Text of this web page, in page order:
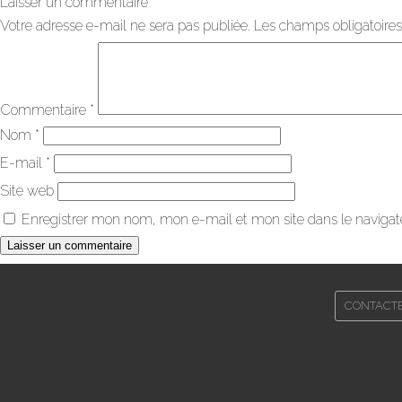
Votre adresse e-mail ne sera pas publiée. Les champs
Commentaire *
Nom *
E-mail *
Site web
Enregistrer mon nom, mon e-mail et mon site dans le